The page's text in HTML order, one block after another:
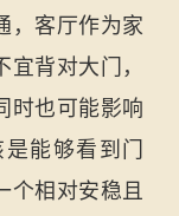
，客厅作为家
背对大门，
时也可能影响
能够看到门
个相对安稳且